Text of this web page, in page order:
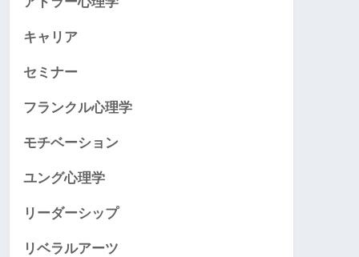
キャリア
セミナー
フランクル心理学
モチベーション
ユング心理学
リーダーシップ
リベラルアーツ